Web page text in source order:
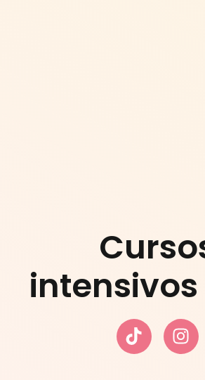
intensivos